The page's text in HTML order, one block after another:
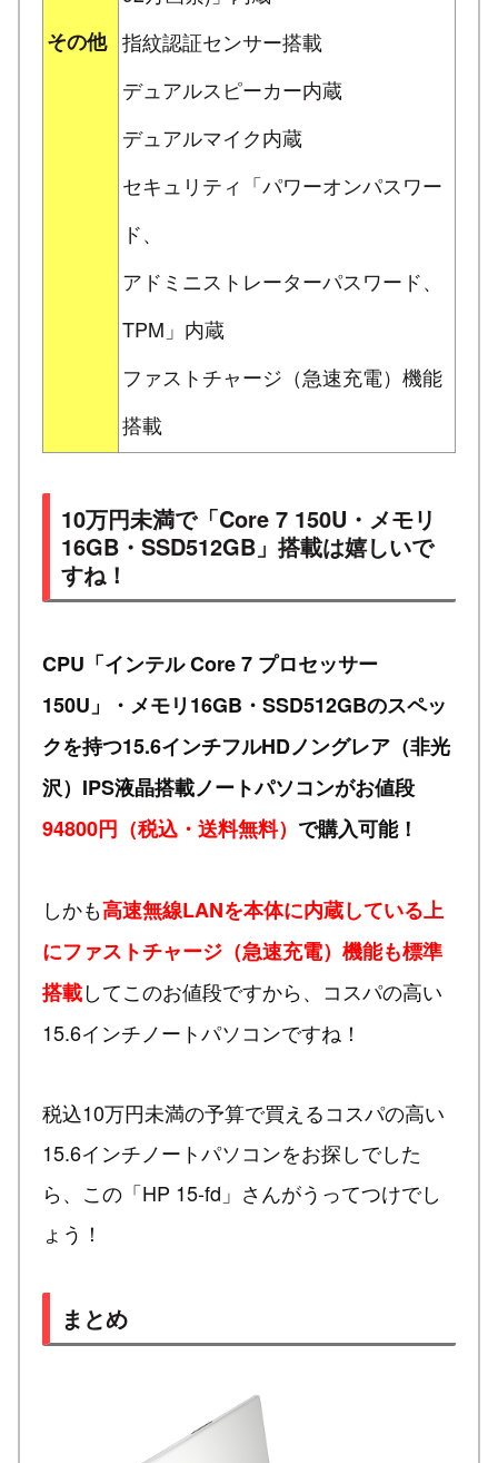
その他 指紋認証センサー搭載
デュアルスピーカー内蔵
デュアルマイク内蔵
セキュリティ「パワーオンパスワー
ド、
アドミニストレーターパスワード、
TPM」内蔵
ファストチャージ（急速充電）機能
搭載
10万円未満で「Core 7 150U・メモリ
16GB・SSD512GB」搭載は嬉しいで
すね！
CPU「インテル Core 7 プロセッサー
150U」・メモリ16GB・SSD512GBのスペッ
クを持つ15.6インチフルHDノングレア（非光
沢）IPS液晶搭載ノートパソコンがお値段
94800円（税込・送料無料） で購入可能！
しかも高速無線LANを本体に内蔵している上
にファストチャージ（急速充電）機能も標準
搭載してこのお値段ですから、コスパの高い
15.6インチノートパソコンですね！
税込10万円未満の予算で買えるコスパの高い
15.6インチノートパソコンをお探しでした
ら、この「HP 15-fd」さんがうってつけでし
ょう！
まとめ